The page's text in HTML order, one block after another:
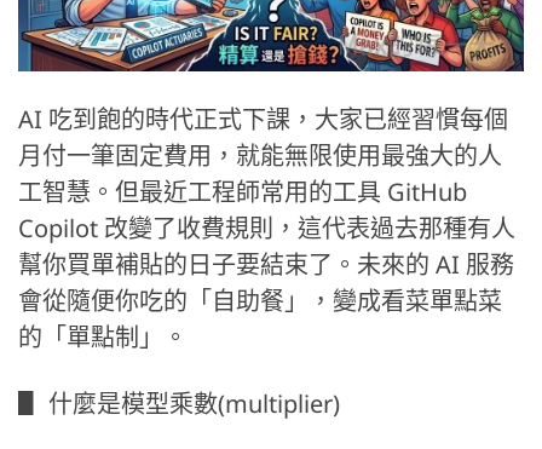
AI 吃到飽的時代正式下課，大家已經習慣每個
月付一筆固定費用，就能無限使用最強大的人
工智慧。但最近工程師常用的工具 GitHub
Copilot 改變了收費規則，這代表過去那種有人
幫你買單補貼的日子要結束了。未來的 AI 服務
會從隨便你吃的「自助餐」，變成看菜單點菜
的「單點制」。
▋ 什麼是模型乘數(multiplier)